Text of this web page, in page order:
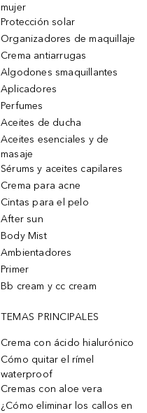
mujer
Protección solar
Organizadores de maquillaje
Crema antiarrugas
Algodones smaquillantes
Aplicadores
Perfumes
Aceites de ducha
Aceites esenciales y de
masaje
Sérums y aceites capilares
Crema para acne
Cintas para el pelo
After sun
Body Mist
Ambientadores
Primer
Bb cream y cc cream
TEMAS PRINCIPALES
Crema con ácido hialurónico
Cómo quitar el rímel
waterproof
Cremas con aloe vera
¿Cómo eliminar los callos en